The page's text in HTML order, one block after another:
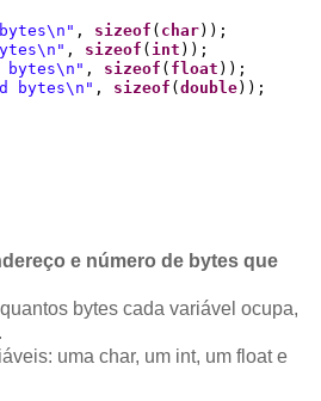
\n " , sizeof ( char));
\n " , sizeof ( int ));
bytes\n " , sizeof ( float ));
bytes\n " , sizeof ( double));
e número de bytes que
bytes cada variável ocupa,
uma char, um int, um float e